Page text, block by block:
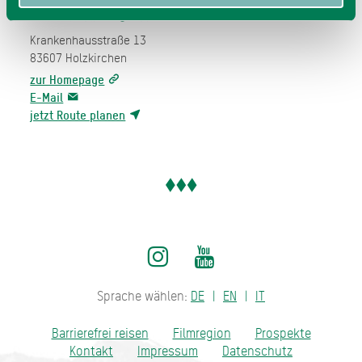
Forum Inklusion
Krankenhausstraße 13
83607 Holzkirchen
zur Homepage
E-Mail
jetzt Route planen
Sprache wählen: DE EN IT
Barrierefrei reisen Filmregion
Prospekte
Kontakt
Impressum
Datenschutz